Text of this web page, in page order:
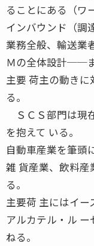
ることにある（ワ
インバウンド（調
業務全般、輸送業
Ｍの全体設計──
主要 荷主の動き
る。
ＳＣＳ部門は現
を抱えて いる。
自動車産業を筆頭
雑 貨産業、飲料
る。
主要荷 主にはイー
アルカテル・ル
ねる。